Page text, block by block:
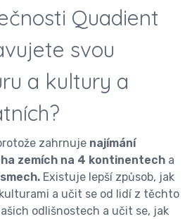
Quadient
svou
a kultury a
zahrnuje najímání
zemích na 4 kontinentech a
Existuje lepší způsob, jak
a učit se od lidí z těchto
odlišnostech a učit se, jak